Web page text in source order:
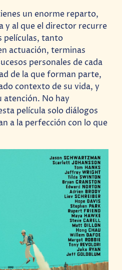
un enorme reparto,
y al que el director recurre
películas, tanto
actuación, terminas
personales de cada
de la que forman parte,
contexto de su vida, y
atención. No hay
película solo diálogos
a la perfección con lo que